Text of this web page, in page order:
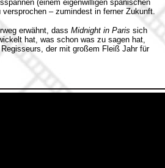
(einem eigenwilligen spanischen
– zumindest in ferner Zukunft.
erwähnt, dass Midnight in Paris sich
hat, was schon was zu sagen hat,
der mit großem Fleiß Jahr für